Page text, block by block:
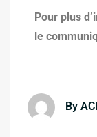
Pour plus
le
By